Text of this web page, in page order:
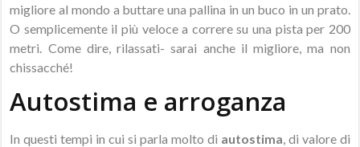
migliore al mondo a buttare una pallina in un buco in un prato.
O semplicemente il più veloce a correre su una pista per 200
metri. Come dire, rilassati- sarai anche il migliore, ma non
chissacché!
Autostima e arroganza
In questi tempi in cui si parla molto di autostima , di valore di